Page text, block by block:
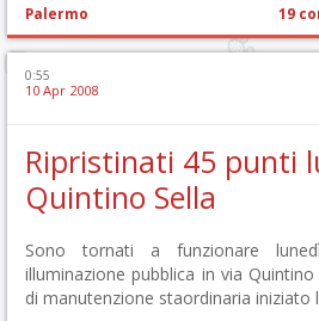
Palermo 19
0:55
10 Apr 2008
Ripristinati 45 punti
Quintino Sella
Sono tornati a funzionare
illuminazione pubblica in via
di manutenzione staordinaria iniziato